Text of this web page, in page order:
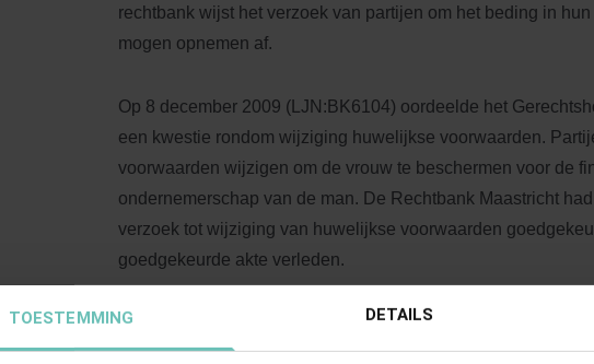
TOESTEMMING DETAILS
rechtbank wijst het verzoek van partijen om het beding in
mogen opnemen af.
Op 8 december 2009 (LJN:BK6104) oordeelde het
een kwestie rondom wijziging huwelijkse voorwaarden.
voorwaarden wijzigen om de vrouw te beschermen voor de
ondernemerschap van de man. De Rechtbank Maastricht
verzoek tot wijziging van huwelijkse voorwaarden
goedgekeurde akte verleden.
Partijen waren in hun concept akte overeengekomen dat zij
aansprakelijk stellen voor ‘alle schulden der gemeenschap’,